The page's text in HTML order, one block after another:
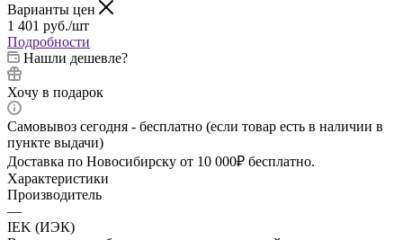
Варианты цен
1 401 руб./шт
Подробности
Нашли дешевле?
Хочу в подарок
Самовывоз сегодня - бесплатно (если товар есть в наличии в
пункте выдачи)
Доставка по Новосибирску от 10 000₽ бесплатно.
Характеристики
Производитель
—
IEK (ИЭК)